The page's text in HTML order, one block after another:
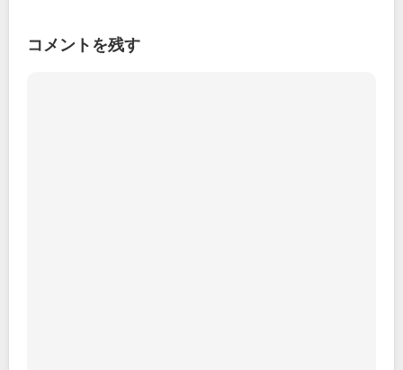
コメントを残す